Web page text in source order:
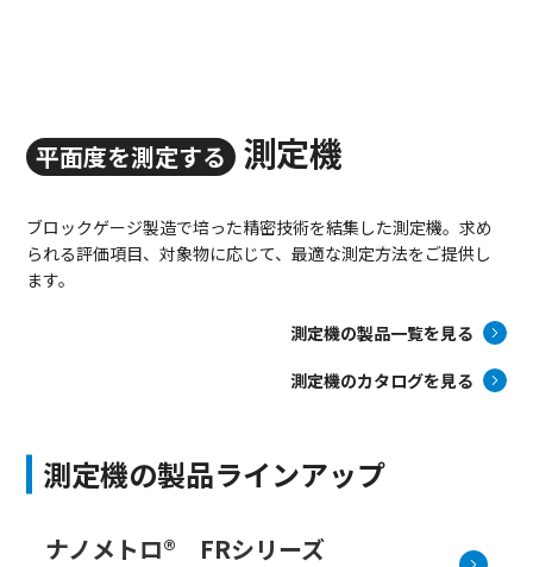
平面度を測定する 測定機
ブロックゲージ製造で培った精密技術を結集した測定機。求め
られる評価項目、対象物に応じて、最適な測定方法をご提供し
ます。
測定機の製品一覧を見る
測定機のカタログを見る
測定機の製品ラインアップ
ナノメトロ® FRシリーズ